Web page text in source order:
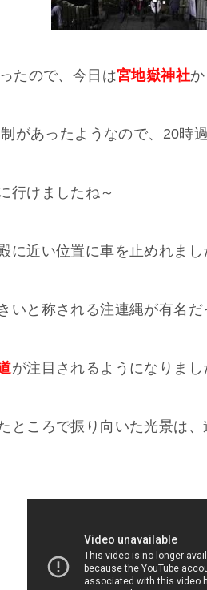
たので、今日は宮地嶽神社
があったようなので、20時
行けましたね～
に近い位置に車を止めれまし
いと称される注連縄が有名だ
が注目されるようになりまし
ところで振り向いた光景は